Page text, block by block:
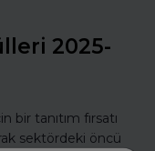
2025-
bir tanıtım fırsatı
sektördeki öncü